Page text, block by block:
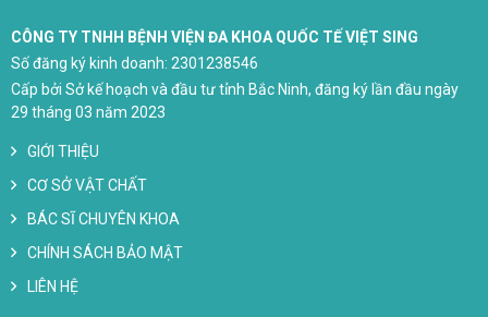
CÔNG TY TNHH BỆNH VIỆN ĐA KHOA QUỐC TẾ VIỆT SING
Số đăng ký kinh doanh: 2301238546
Cấp bởi Sở kế hoạch và đầu tư tỉnh Bắc Ninh, đăng ký lần đầu ngày
29 tháng 03 năm 2023
GIỚI THIỆU
CƠ SỞ VẬT CHẤT
BÁC SĨ CHUYÊN KHOA
CHÍNH SÁCH BẢO MẬT
LIÊN HỆ